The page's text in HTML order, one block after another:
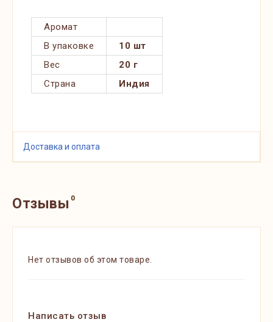
Аромат
В упаковке
10 шт
Вес
20 г
Страна
Индия
Доставка и оплата
Отзывы 0
Нет отзывов об этом товаре.
Написать отзыв